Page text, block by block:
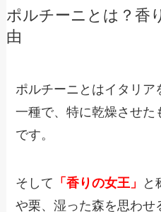
ポルチーニとは？香
由
ポルチーニとはイタリ
一種で、特に乾燥させ
です。
そして 「香りの女王」
と
や栗、湿った森を思わせ